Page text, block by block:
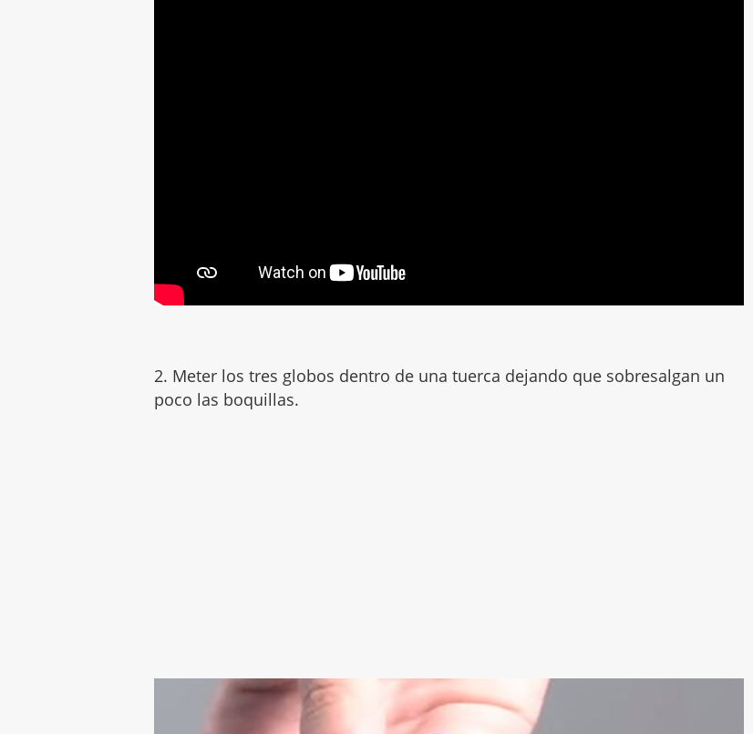
2. Meter los tres globos dentro de una tuerca dejando que sobresalgan un
poco las boquillas.